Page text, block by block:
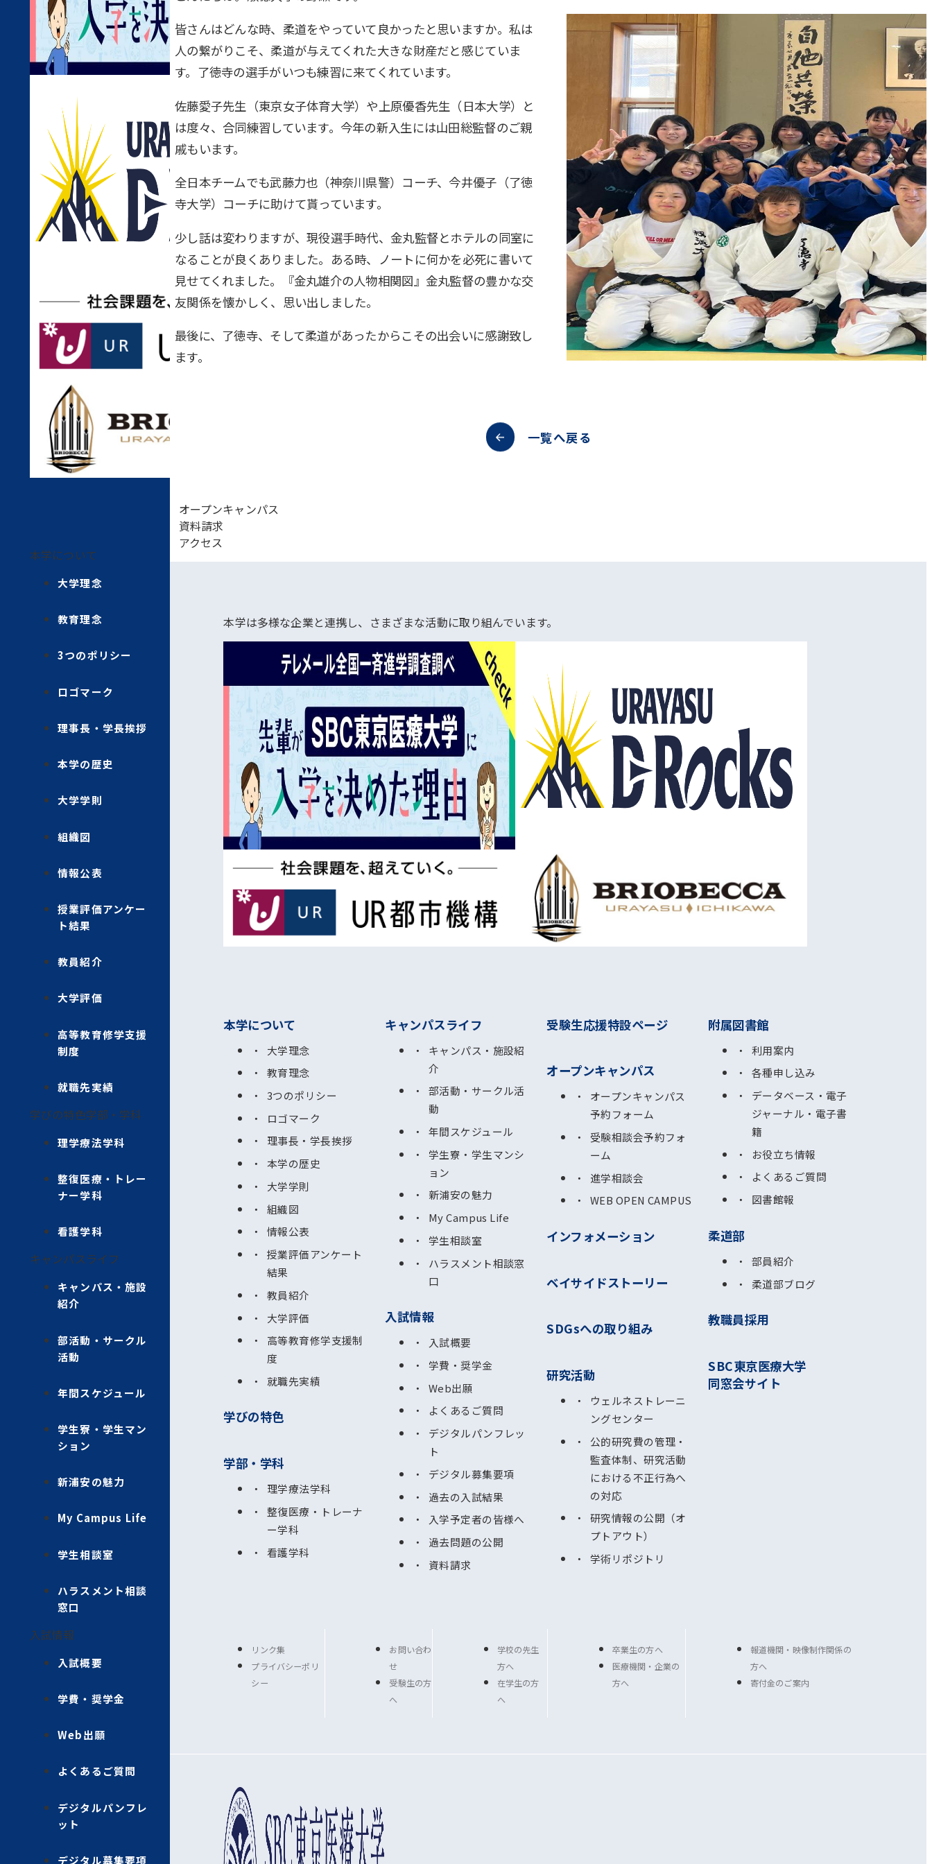
本学について
大学理念
教育理念
3つのポリシー
ロゴマーク
理事長・学長挨拶
本学の歴史
大学学則
組織図
情報公表
授業評価アンケー
ト結果
教員紹介
大学評価
高等教育修学支援
制度
就職先実績
学びの特色学部・学科
理学療法学科
整復医療・トレー
ナー学科
看護学科
キャンパスライフ
キャンパス・施設
紹介
部活動・サークル
活動
年間スケジュール
学生寮・学生マン
ション
新浦安の魅力
My Campus Life
学生相談室
ハラスメント相談
窓口
入試情報
入試概要
学費・奨学金
Web出願
よくあるご質問
デジタルパンフレ
ット
デジタル募集要項
皆さんはどんな時、柔道をやっていて良かったと思いますか。私は
人の繋がりこそ、柔道が与えてくれた大きな財産だと感じていま
す。了徳寺の選手がいつも練習に来てくれています。
佐藤愛子先生（東京女子体育大学）や上原優香先生（日本大学）と
は度々、合同練習しています。今年の新入生には山田総監督のご親
戚もいます。
全日本チームでも武藤力也（神奈川県警）コーチ、今井優子（了徳
寺大学）コーチに助けて貰っています。
少し話は変わりますが、現役選手時代、金丸監督とホテルの同室に
なることが良くありました。ある時、ノートに何かを必死に書いて
見せてくれました。『金丸雄介の人物相関図』金丸監督の豊かな交
友関係を懐かしく、思い出しました。
最後に、了徳寺、そして柔道があったからこその出会いに感謝致し
ます。
一覧へ戻る
オープンキャンパス
資料請求
アクセス
本学は多様な企業と連携し、さまざまな活動に取り組んでいます。
本学について
大学理念
教育理念
3つのポリシー
ロゴマーク
理事長・学長挨拶
本学の歴史
大学学則
組織図
情報公表
授業評価アンケート
結果
教員紹介
大学評価
高等教育修学支援制
度
就職先実績
学びの特色
学部・学科
理学療法学科
整復医療・トレーナ
ー学科
看護学科
キャンパスライフ
キャンパス・施設紹
介
部活動・サークル活
動
年間スケジュール
学生寮・学生マンシ
ョン
新浦安の魅力
My Campus Life
学生相談室
ハラスメント相談窓
口
入試情報
入試概要
学費・奨学金
Web出願
よくあるご質問
デジタルパンフレッ
ト
デジタル募集要項
過去の入試結果
入学予定者の皆様へ
過去問題の公開
資料請求
受験生応援特設ページ
オープンキャンパス
オープンキャンパス
予約フォーム
受験相談会予約フォ
ーム
進学相談会
WEB OPEN CAMPUS
インフォメーション
ベイサイドストーリー
SDGsへの取り組み
研究活動
ウェルネストレーニ
ングセンター
公的研究費の管理・
監査体制、研究活動
における不正行為へ
の対応
研究情報の公開（オ
プトアウト）
学術リポジトリ
附属図書館
利用案内
各種申し込み
データベース・電子
ジャーナル・電子書
籍
お役立ち情報
よくあるご質問
図書館報
柔道部
部員紹介
柔道部ブログ
教職員採用
SBC東京医療大学
同窓会サイト
リンク集
プライバシーポリ
シー
お問い合わ
せ
受験生の方
へ
学校の先生
方へ
在学生の方
へ
卒業生の方へ
医療機関・企業の
方へ
報道機関・映像制作関係の
方へ
寄付金のご案内